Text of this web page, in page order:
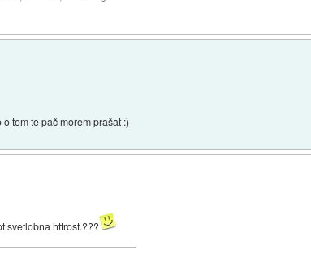
tem te pač morem prašat :)
svetlobna httrost.???